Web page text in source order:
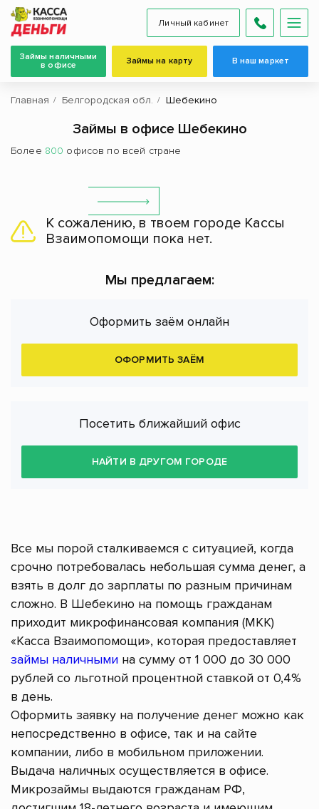
Личный кабинет
Займы наличными
в офисе
Займы на карту В наш маркет
Главная Белгородская обл. Шебекино
Займы в офисе Шебекино
Более 800 офисов по всей стране
К сожалению, в твоем городе Кассы
Взаимопомощи пока нет.
Мы предлагаем:
Оформить заём онлайн
ОФОРМИТЬ ЗАЁМ
Посетить ближайший офис
НАЙТИ В ДРУГОМ ГОРОДЕ
Все мы порой сталкиваемся с ситуацией, когда
срочно потребовалась небольшая сумма денег, а
взять в долг до зарплаты по разным причинам
сложно. В Шебекино на помощь гражданам
приходит микрофинансовая компания (МКК)
«Касса Взаимопомощи», которая предоставляет
займы наличными на сумму от 1 000 до 30 000
рублей со льготной процентной ставкой от 0,4%
в день.
Оформить заявку на получение денег можно как
непосредственно в офисе, так и на сайте
компании, либо в мобильном приложении.
Выдача наличных осуществляется в офисе.
Микрозаймы выдаются гражданам РФ,